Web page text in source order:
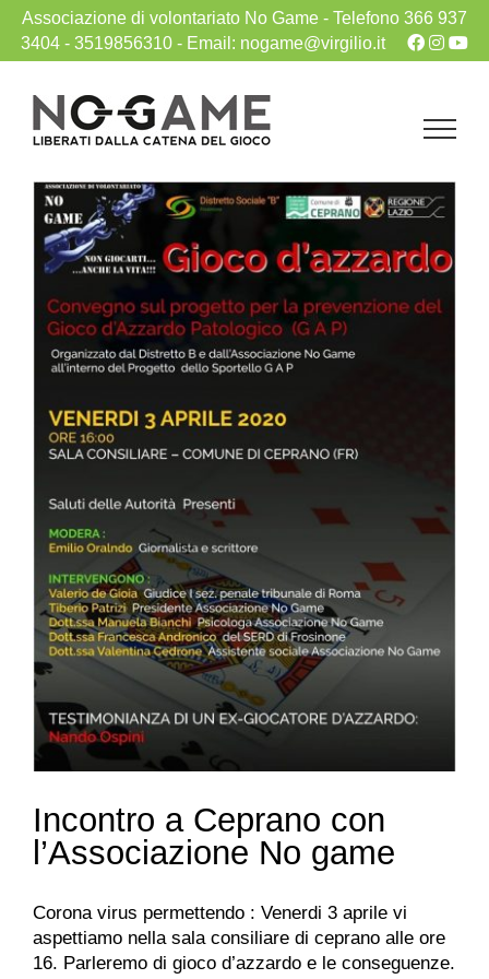
Associazione di volontariato No Game - Telefono 366 937
3404 - 3519856310 - Email: nogame@virgilio.it
contenuto
Incontro a Ceprano con
l’Associazione No game
Corona virus permettendo : Venerdi 3 aprile vi
aspettiamo nella sala consiliare di ceprano alle ore
16. Parleremo di gioco d’azzardo e le conseguenze.